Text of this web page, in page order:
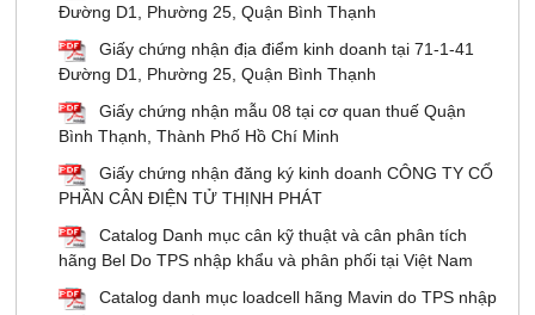
Đường D1, Phường 25, Quận Bình Thạnh
Giấy chứng nhận địa điểm kinh doanh tại 71-1-41
Đường D1, Phường 25, Quận Bình Thạnh
Giấy chứng nhận mẫu 08 tại cơ quan thuế Quận
Bình Thạnh, Thành Phố Hồ Chí Minh
Giấy chứng nhận đăng ký kinh doanh CÔNG TY CỔ
PHẦN CÂN ĐIỆN TỬ THỊNH PHÁT
Catalog Danh mục cân kỹ thuật và cân phân tích
hãng Bel Do TPS nhập khẩu và phân phối tại Việt Nam
Catalog danh mục loadcell hãng Mavin do TPS nhập